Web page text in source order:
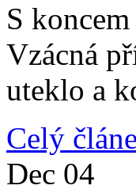
S
Vzácná
uteklo a
Celý
Dec 04